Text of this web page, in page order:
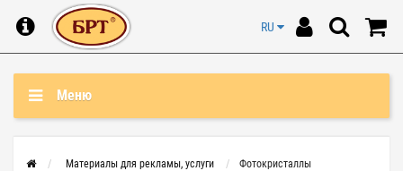
RU
Меню
Материалы для рекламы, услуги Фотокристаллы